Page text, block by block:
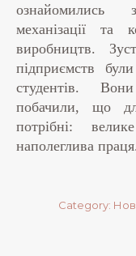
ознайомились
механізації та
виробництв.
підприємств
студентів.
побачили, що
потрібні:
наполеглива праця.
Category: